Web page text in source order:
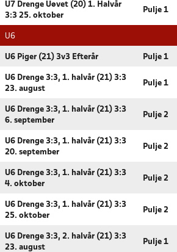
U7 Drenge Uøvet (20) 1. Halvår
3:3 25. oktober
Pulje 1
U6
U6 Piger (21) 3v3 Efterår Pulje 1
U6 Drenge 3:3, 1. halvår (21) 3:3
23. august
Pulje 1
U6 Drenge 3:3, 1. halvår (21) 3:3
6. september
Pulje 2
U6 Drenge 3:3, 1. halvår (21) 3:3
20. september
Pulje 2
U6 Drenge 3:3, 1. halvår (21) 3:3
4. oktober
Pulje 2
U6 Drenge 3:3, 1. halvår (21) 3:3
25. oktober
Pulje 2
U6 Drenge 3:3, 2. halvår (21) 3:3
23. august
Pulje 1